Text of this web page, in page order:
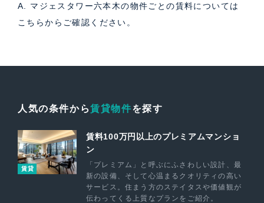
A. マジェスタワー六本木の物件ごとの賃料については
こちらからご確認ください。
人気の条件から賃貸物件を探す
賃貸
賃料100万円以上のプレミアムマンショ
ン
「プレミアム」と呼ぶにふさわしい設計、最
新の設備、そして心温まるクオリティの高い
サービス。住まう方のステイタスや価値観が
伝わってくる上質なプランをご紹介。